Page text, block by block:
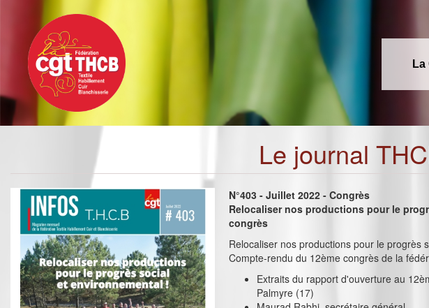
contenu
principal
La
Le journal
N°403 - Juillet 2022 - Congrès
Relocaliser nos productions pour le
congrès
Relocaliser nos productions pour le progrès
Compte-rendu du 12ème congrès de la
Extraits du rapport d'ouverture au
Palmyre (17)